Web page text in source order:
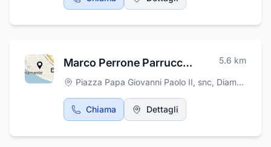
Marco Perrone Parrucchiere 5.6 km
Piazza Papa Giovanni Paolo II, snc, Diamante
Chiama Dettagli